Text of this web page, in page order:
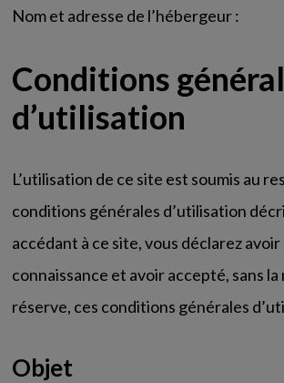
Nom et adresse de l’hébergeur :
Conditions
d’utilisation
L’utilisation de ce site est soumis au
conditions générales d’utilisation
accédant à ce site, vous déclarez avoir
connaissance et avoir accepté, sans la
réserve, ces conditions générales
Objet